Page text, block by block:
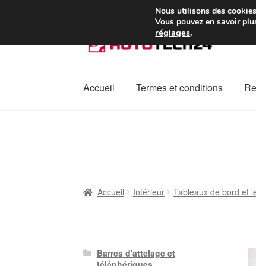
Colissimo livraison à
à
navigation
au
Accueil Termes et conditions
Accueil Intérieur Tableaux de bord et
Barres d'attelage et
Nous utilisons des
Vous pouvez en savoir
réglages.